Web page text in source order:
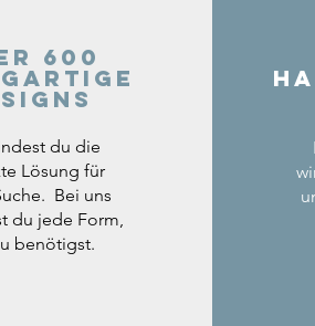
600
du die
Lösung für
Bei uns
du jede Form,
benötigst.